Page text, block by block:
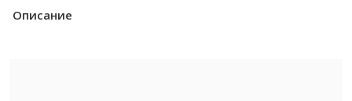
Описание